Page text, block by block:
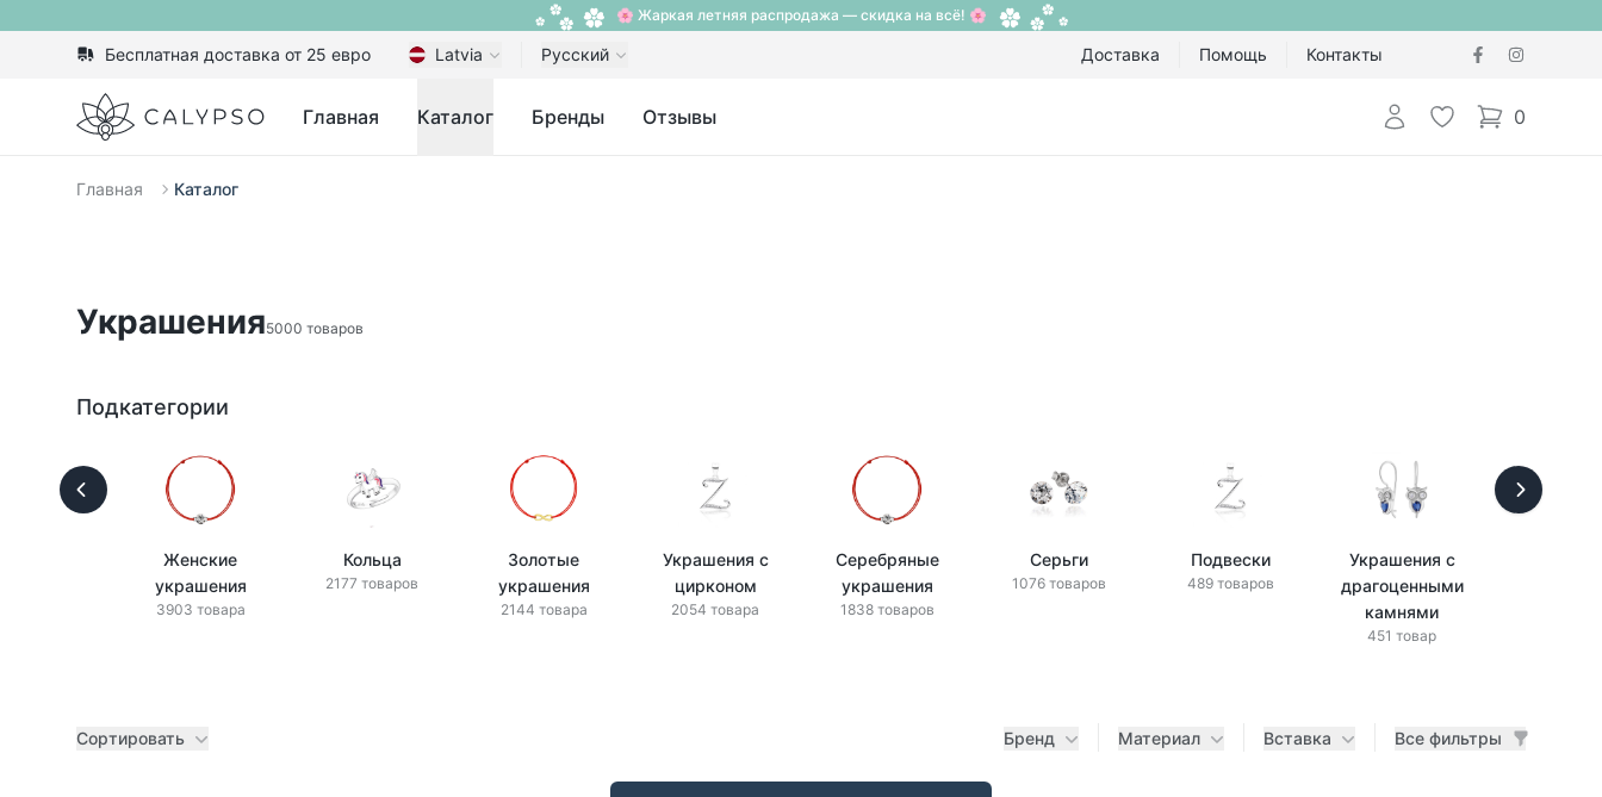
🌸 Жаркая летняя распродажа — скидка на всё! 🌸
Бесплатная доставка от 25 евро Latvia Русский Доставка Помощь Контакты
Calypso Главная Каталог Бренды Отзывы Авторизоваться
Избранное
0
items in cart,
Главная Каталог
Украшения5000 товаров
Подкатегории
Женские
украшения
3903 товара
Кольца
2177 товаров
Золотые
украшения
2144 товара
Украшения с
цирконом
2054 товара
Серебряные
украшения
1838 товаров
Серьги
1076 товаров
Подвески
489 товаров
Украшения с
драгоценными
камнями
451 товар
Сортировать Бренд Материал Вставка Все фильтры